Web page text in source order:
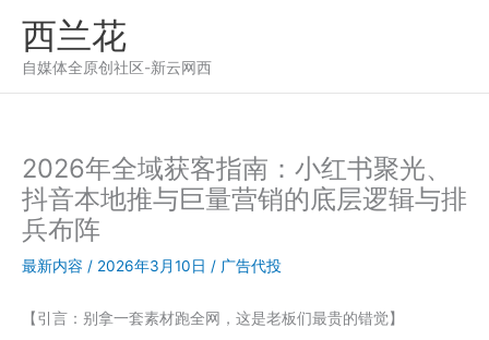
西兰花
自媒体全原创社区-新云网西
2026年全域获客指南：小红书聚光、
抖音本地推与巨量营销的底层逻辑与排
兵布阵
最新内容 / 2026年3月10日 / 广告代投
【引言：别拿一套素材跑全网，这是老板们最贵的错觉】